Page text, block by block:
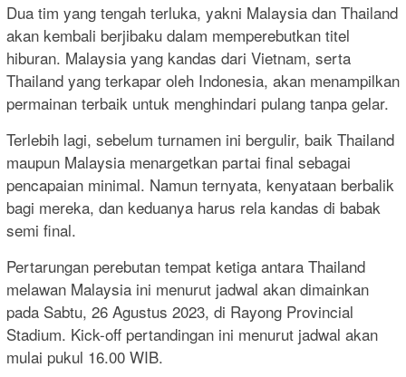
Dua tim yang tengah terluka, yakni Malaysia dan Thailand
akan kembali berjibaku dalam memperebutkan titel
hiburan. Malaysia yang kandas dari Vietnam, serta
Thailand yang terkapar oleh Indonesia, akan menampilkan
permainan terbaik untuk menghindari pulang tanpa gelar.
Terlebih lagi, sebelum turnamen ini bergulir, baik Thailand
maupun Malaysia menargetkan partai final sebagai
pencapaian minimal. Namun ternyata, kenyataan berbalik
bagi mereka, dan keduanya harus rela kandas di babak
semi final.
Pertarungan perebutan tempat ketiga antara Thailand
melawan Malaysia ini menurut jadwal akan dimainkan
pada Sabtu, 26 Agustus 2023, di Rayong Provincial
Stadium. Kick-off pertandingan ini menurut jadwal akan
mulai pukul 16.00 WIB.